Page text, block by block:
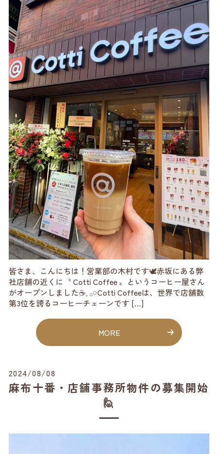
皆さま、こんにちは！営業部の木村です🕊️赤坂にある弊
社店舗の近くに〝 Cotti Coffee 〟というコーヒー屋さん
がオープンしました☕️𓈒 𓂂𓏸Cotti Coffeeは、世界で店舗数
第3位を誇るコーヒーチェーンです […]
MORE
2024/08/08
麻布十番・店舗事務所物件の募集開始
🙋